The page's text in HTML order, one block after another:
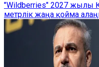
"Wildberries" 2027 жылы
метрлік жаңа қойма